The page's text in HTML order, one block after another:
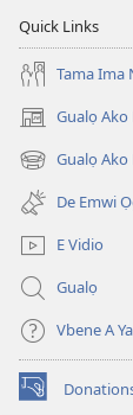
Quick Links
Tama Ima
Gualọ Ako
(opens
new
window)
Gualọ
(opens
new
window)
De Emwi
E Vidio
Gualọ
Vbene A
(opens